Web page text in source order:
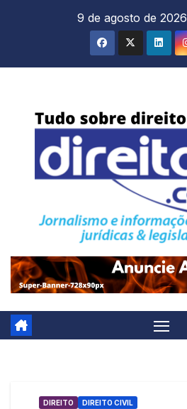
9 de agosto de 2026
DIREITO DIREITO CIVIL